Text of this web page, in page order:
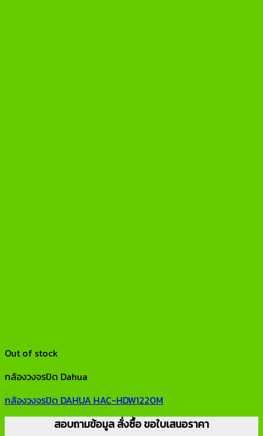
Out of stock
กล้องวงจรปิด Dahua
กล้องวงจรปิด DAHUA HAC-HDW1220M
สอบถามข้อมูล สั่งซื้อ ขอใบเสนอราคา